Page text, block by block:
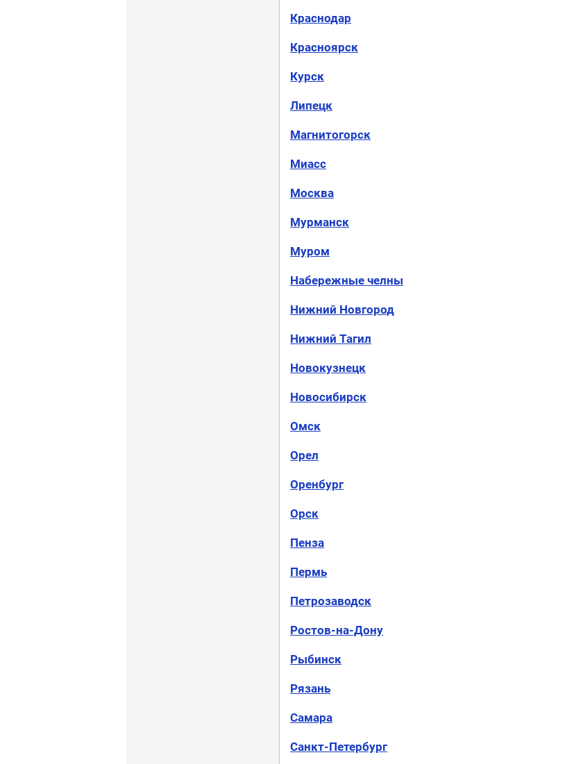
Краснодар
Красноярск
Курск
Липецк
Магнитогорск
Миасс
Москва
Мурманск
Муром
Набережные челны
Нижний Новгород
Нижний Тагил
Новокузнецк
Новосибирск
Омск
Орел
Оренбург
Орск
Пенза
Пермь
Петрозаводск
Ростов-на-Дону
Рыбинск
Рязань
Самара
Санкт-Петербург